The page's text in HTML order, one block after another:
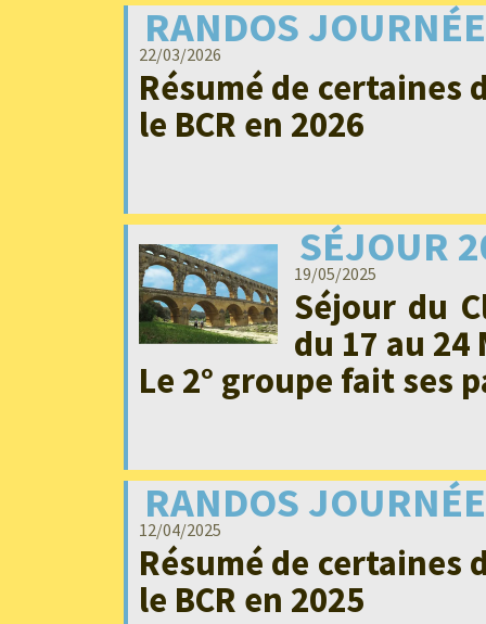
RANDOS
22/03/2026
Résumé de certaines
le BCR en 2026
SÉJOUR
19/05/2025
Séjour du
du 17 au
Le 2° groupe fait ses
RANDOS
12/04/2025
Résumé de certaines
le BCR en 2025